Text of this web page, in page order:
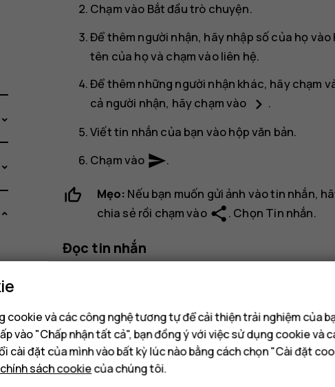
Chạm vào Bắt đầu trò chuyện.
Để thêm người nhận, hãy nhập số của họ
tên của họ và chạm vào liên hệ.
Để thêm những người nhận khác, hãy chạm
cả người nhận, hãy chạm vào
navigate_next .
Viết tin nhắn của bạn vào hộp văn bản.
Chạm vào send.
Mẹo: Nếu bạn muốn gửi ảnh vào tin nhắn,
chia sẻ rồi chạm vào share. Chọn Tin nhắn.
Đọc tin nhắn
Chạm vào thư bạn muốn đọc. Bạn cũng có
đầu màn hình và chạm vào tin nhắn.
Trả lời tin nhắn
cookie và các công nghệ tương tự để cải thiện trải nghiệm của
vào "Chấp nhận tất cả", bạn đồng ý với việc sử dụng cookie và
cài đặt của mình vào bất kỳ lúc nào bằng cách chọn "Cài đặt
chính sách cookiecủa chúng tôi.